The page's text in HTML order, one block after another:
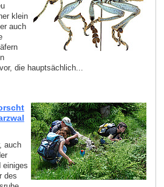
klein
auch
die hauptsächlich...
auch
einiges
des